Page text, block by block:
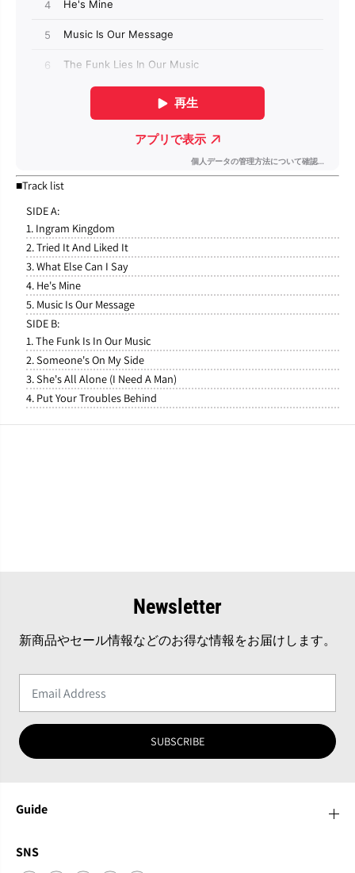
■Track list
SIDE A:
1. Ingram Kingdom
2. Tried It And Liked It
3. What Else Can I Say
4. He's Mine
5. Music Is Our Message
SIDE B:
1. The Funk Is In Our Music
2. Someone's On My Side
3. She's All Alone (I Need A Man)
4. Put Your Troubles Behind
Newsletter
新商品やセール情報などのお得な情報をお届けします。
SUBSCRIBE
Guide
SNS